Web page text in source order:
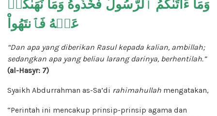
وَمَآ ءَاتَىٰكُمُ ٱلرَّسُولُ فَخُذُوهُ وَمَا نَهَىٰكُمۡ
عَنۡهُ فَٱنتَهُواْ
“Dan apa yang diberikan Rasul kepada kalian, ambillah;
sedangkan apa yang beliau larang darinya, berhentilah.”
(al-Hasyr: 7)
Syaikh Abdurrahman as-Sa’di rahimahullah mengatakan,
“Perintah ini mencakup prinsip-prinsip agama dan